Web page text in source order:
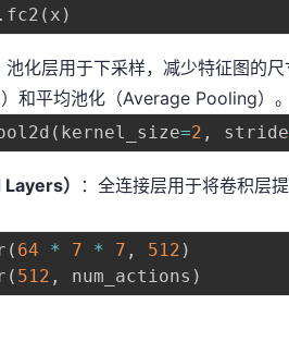
. fc2 ( x )
池化层用于下采样，减少特征图的
和平均池化（Average Pooling）。
( kernel_size=2 , stride
）
：全连接层用于将卷积层
( 64 * 7 * 7 , 512 )
( 512 , num_actions )